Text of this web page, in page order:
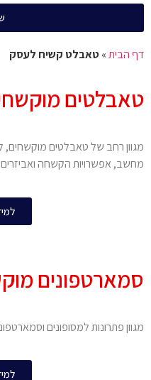
דף הבית»טאבלט קשיח לעסק
טאבלטים
מגוון רחב של טאבלטים מוקשחים,
מחשב, אפשרויות הקשחה ואביזרים
סמארטפונים
מגוון פתרונות למסופונים